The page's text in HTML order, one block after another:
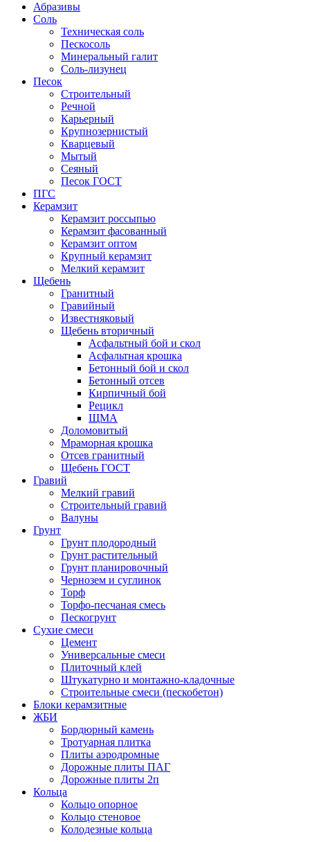
Абразивы
Соль
Техническая соль
Пескосоль
Минеральный галит
Соль-лизунец
Песок
Строительный
Речной
Карьерный
Крупнозернистый
Кварцевый
Мытый
Сеяный
Песок ГОСТ
ПГС
Керамзит
Керамзит россыпью
Керамзит фасованный
Керамзит оптом
Крупный керамзит
Мелкий керамзит
Щебень
Гранитный
Гравийный
Известняковый
Щебень вторичный
Асфальтный бой и скол
Асфальтная крошка
Бетонный бой и скол
Бетонный отсев
Кирпичный бой
Рецикл
ЩМА
Доломовитый
Мраморная крошка
Отсев гранитный
Щебень ГОСТ
Гравий
Мелкий гравий
Строительный гравий
Валуны
Грунт
Грунт плодородный
Грунт растительный
Грунт планировочный
Чернозем и суглинок
Торф
Торфо-песчаная смесь
Пескогрунт
Сухие смеси
Цемент
Универсальные смеси
Плиточный клей
Штукатурно и монтажно-кладочные
Строительные смеси (пескобетон)
Блоки керамзитные
ЖБИ
Бордюрный камень
Тротуарная плитка
Плиты аэродромные
Дорожные плиты ПАГ
Дорожные плиты 2п
Кольца
Кольцо опорное
Кольцо стеновое
Колодезные кольца